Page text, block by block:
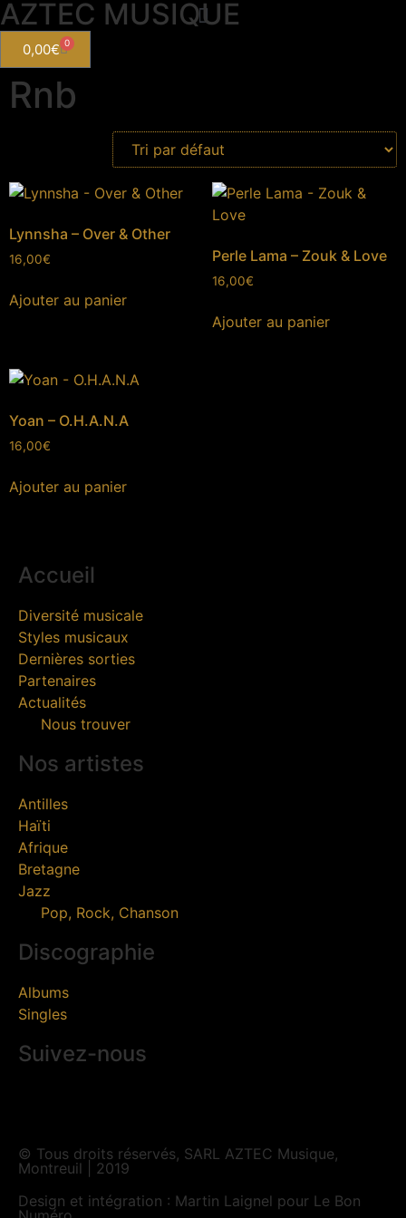
AZTEC MUSIQUE
0,00€ 0
Rnb
Lynnsha – Over & Other
16,00€
Ajouter au panier
Perle Lama – Zouk & Love
16,00€
Ajouter au panier
Yoan – O.H.A.N.A
16,00€
Ajouter au panier
Accueil
Diversité musicale
Styles musicaux
Dernières sorties
Partenaires
Actualités
Nous trouver
Nos artistes
Antilles
Haïti
Afrique
Bretagne
Jazz
Pop, Rock, Chanson
Discographie
Albums
Singles
Suivez-nous
© Tous droits réservés, SARL AZTEC Musique,
Montreuil | 2019
Design et intégration : Martin Laignel pour Le Bon